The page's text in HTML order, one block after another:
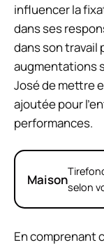
influencer la
dans ses
dans son travail
augmentations
José de mettre
ajoutée pour
performances.
Maisonselon
En comprenant